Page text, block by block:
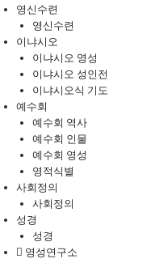
영신수련
영신수련
이냐시오
이냐시오 영성
이냐시오 성인전
이냐시오식 기도
예수회
예수회 역사
예수회 인물
예수회 영성
영적식별
사회정의
사회정의
성경
성경
영성연구소